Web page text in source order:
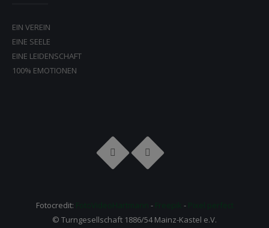
EIN VEREIN
EINE SEELE
EINE LEIDENSCHAFT
100% EMOTIONEN
Fotocredit: - -
© Turngesellschaft 1886/54 Mainz-Kastel e.V.